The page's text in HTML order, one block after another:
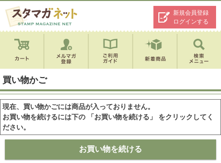
新規会員登録
ログインする
買い物かご
現在、買い物かごには商品が入っておりません。
お買い物を続けるには下の 「お買い物を続ける」 をクリックしてく
ださい。